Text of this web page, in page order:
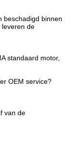
beschadigd binnen
leveren de
standaard motor,
OEM service?
van de